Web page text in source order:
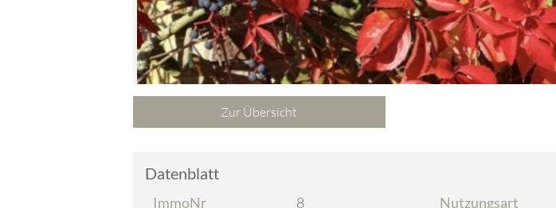
Zur Übersicht
Datenblatt
ImmoNr 8 Nutzungsart